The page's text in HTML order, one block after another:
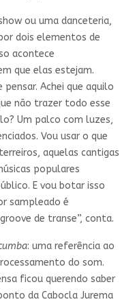
ou uma danceteria,
dois elementos de
acontece
que elas estejam.
Achei que aquilo
não trazer todo esse
Um palco com luzes,
Vou usar o que
aquelas cantigas
populares
E vou botar isso
sampleado é
de transe”, conta.
: uma referência ao
do som.
ficou querendo saber
da Cabocla Jurema